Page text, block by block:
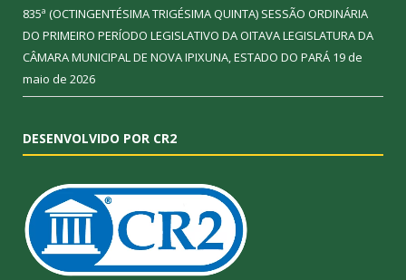
835ª (OCTINGENTÉSIMA TRIGÉSIMA QUINTA) SESSÃO ORDINÁRIA
DO PRIMEIRO PERÍODO LEGISLATIVO DA OITAVA LEGISLATURA DA
CÂMARA MUNICIPAL DE NOVA IPIXUNA, ESTADO DO PARÁ 19 de
maio de 2026
DESENVOLVIDO POR CR2